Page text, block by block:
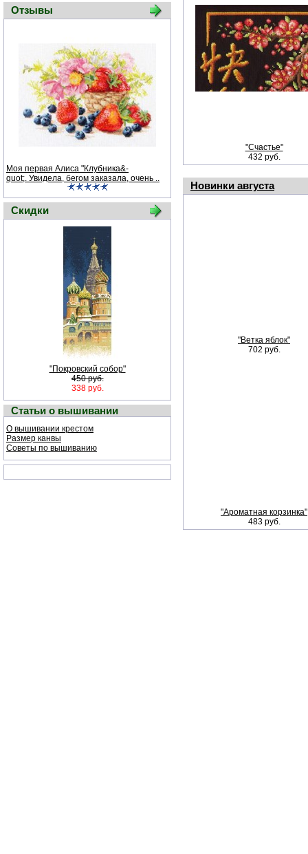
Отзывы
Моя первая Алиса "Клубника&-
quot;. Увидела, бегом заказала, очень ..
Скидки
"Покровский собор"
450 руб.
338 руб.
Статьи о вышивании
О вышивании крестом
Размер канвы
Советы по вышиванию
"Счастье"
432 руб.
Новинки августа
"Ветка яблок"
702 руб.
"Ароматная корзинка"
483 руб.